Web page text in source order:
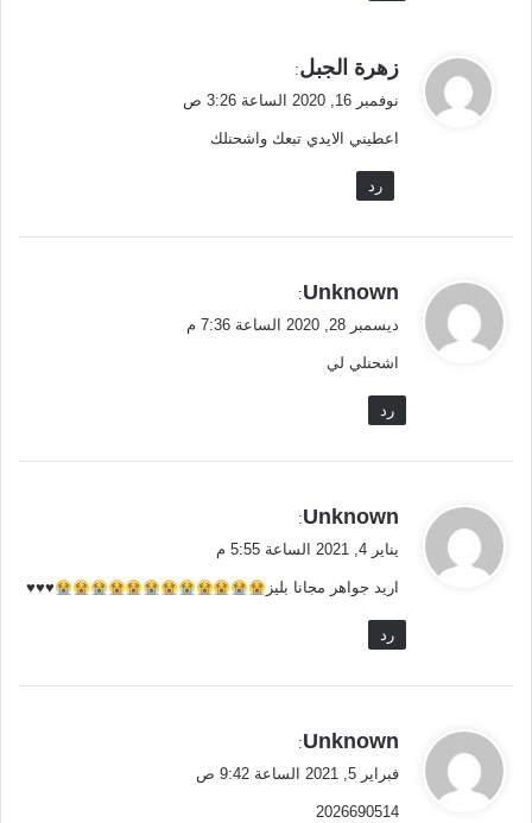
ي
ل
زهرة الجبل:
نوفمبر 16, 2020 الساعة 3:26 ص
اعطيني الايدي تبعك واشحنلك
رد
ي
ل
Unknown
:
ديسمبر 28, 2020 الساعة 7:36 م
اشحنلي لي
رد
ي
ل
Unknown
:
يناير 4, 2021 الساعة 5:55 م
اريد جواهر مجانا بليز ♥♥♥
رد
ي
ل
Unknown
:
فبراير 5, 2021 الساعة 9:42 ص
2026690514